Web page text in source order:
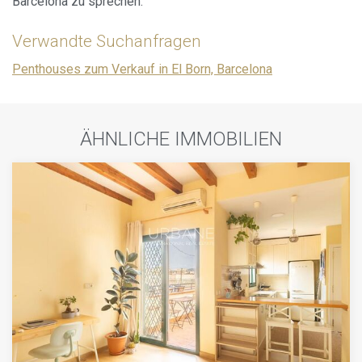
Verwandte Suchanfragen
Penthouses zum Verkauf in El Born, Barcelona
ÄHNLICHE IMMOBILIEN